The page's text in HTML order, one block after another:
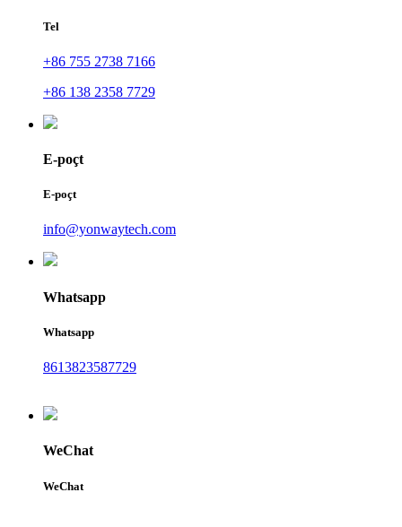
Tel
+86 755 2738 7166
+86 138 2358 7729
E-poçt
E-poçt
info@yonwaytech.com
Whatsapp
Whatsapp
8613823587729
WeChat
WeChat